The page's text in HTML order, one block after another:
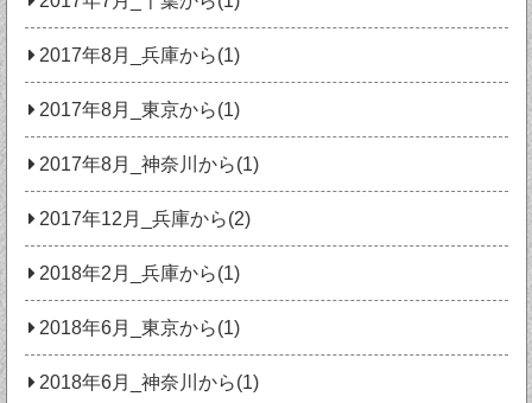
2017年8月_兵庫から(1)
2017年8月_東京から(1)
2017年8月_神奈川から(1)
2017年12月_兵庫から(2)
2018年2月_兵庫から(1)
2018年6月_東京から(1)
2018年6月_神奈川から(1)